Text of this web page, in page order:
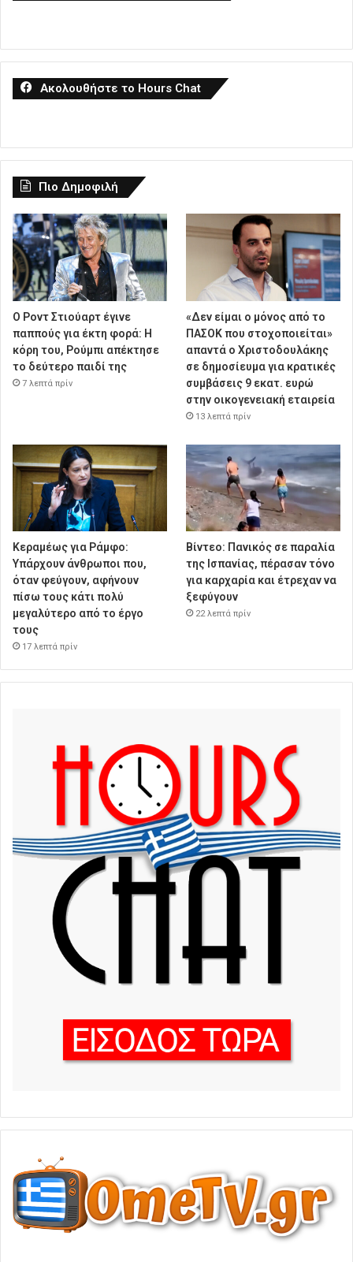
Ακολουθήστε το Hours Chat
Πιο Δημοφιλή
Ο Ροντ Στιούαρτ έγινε
παππούς για έκτη φορά: Η
κόρη του, Ρούμπι απέκτησε
το δεύτερο παιδί της
7 λεπτά πρίν
«Δεν είμαι ο μόνος από το
ΠΑΣΟΚ που στοχοποιείται»
απαντά ο Χριστοδουλάκης
σε δημοσίευμα για κρατικές
συμβάσεις 9 εκατ. ευρώ
στην οικογενειακή εταιρεία
13 λεπτά πρίν
Κεραμέως για Ράμφο:
Υπάρχουν άνθρωποι που,
όταν φεύγουν, αφήνουν
πίσω τους κάτι πολύ
μεγαλύτερο από το έργο
τους
17 λεπτά πρίν
Βίντεο: Πανικός σε παραλία
της Ισπανίας, πέρασαν τόνο
για καρχαρία και έτρεχαν να
ξεφύγουν
22 λεπτά πρίν